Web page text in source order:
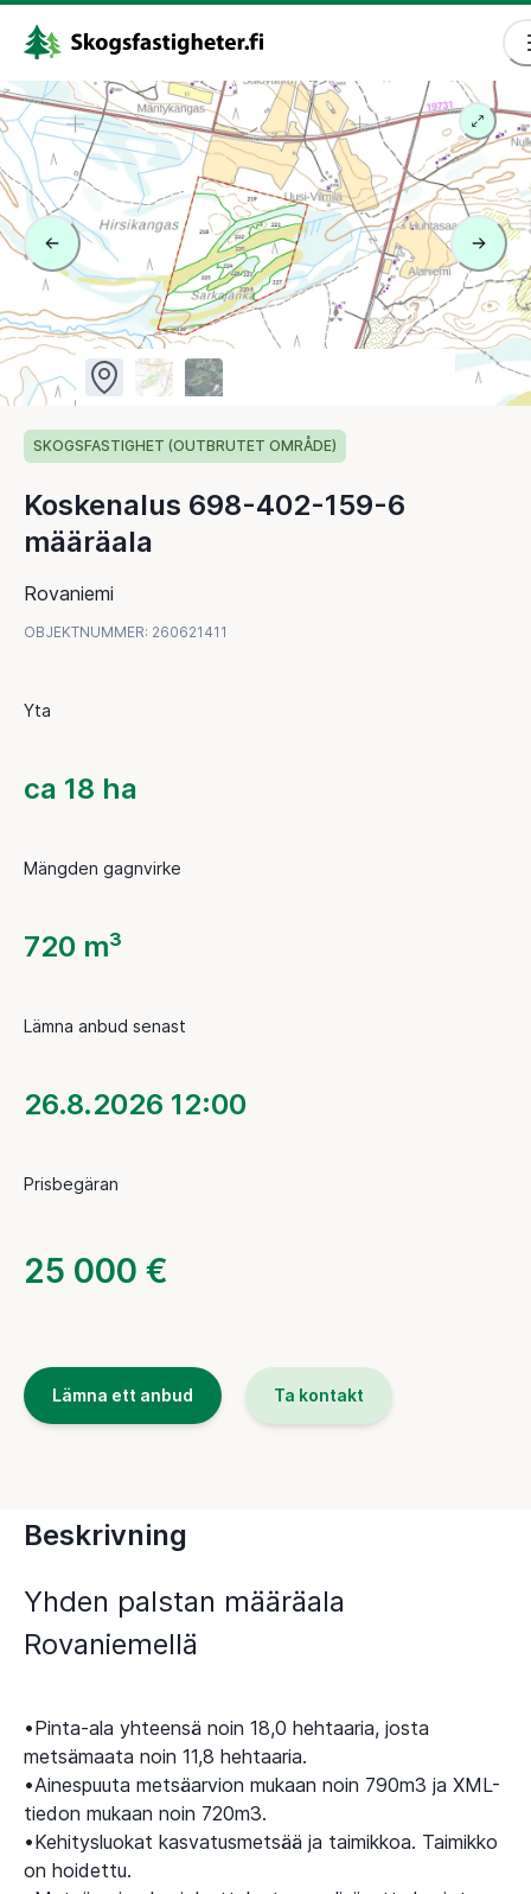
SKOGSFASTIGHET (OUTBRUTET OMRÅDE)
Koskenalus 698-402-159-6
määräala
Rovaniemi
OBJEKTNUMMER: 260621411
Yta
ca 18 ha
Mängden gagnvirke
720 m³
Lämna anbud senast
26.8.2026 12:00
Prisbegäran
25 000 €
Lämna ett anbud Ta kontakt
Beskrivning
Yhden palstan määräala
Rovaniemellä
•Pinta-ala yhteensä noin 18,0 hehtaaria, josta
metsämaata noin 11,8 hehtaaria.
•Ainespuuta metsäarvion mukaan noin 790m3 ja XML-
tiedon mukaan noin 720m3.
•Kehitysluokat kasvatusmetsää ja taimikkoa. Taimikko
on hoidettu.